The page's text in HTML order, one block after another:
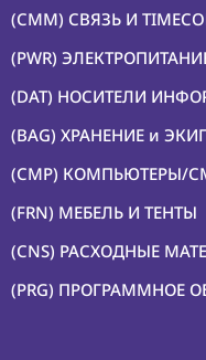
(CMM) СВЯЗЬ И
(PWR)
(DAT) НОСИТЕЛИ
(BAG) ХРАНЕНИЕ и
(CMP) КОМПЬЮТЕРЫ/
(FRN) МЕБЕЛЬ И ТЕНТЫ
(CNS) РАСХОДНЫЕ
(PRG) ПРОГРАММНОЕ